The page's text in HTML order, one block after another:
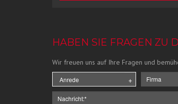
HABEN SIE FRAGEN ZU
Wir freuen uns auf Ihre Fragen und